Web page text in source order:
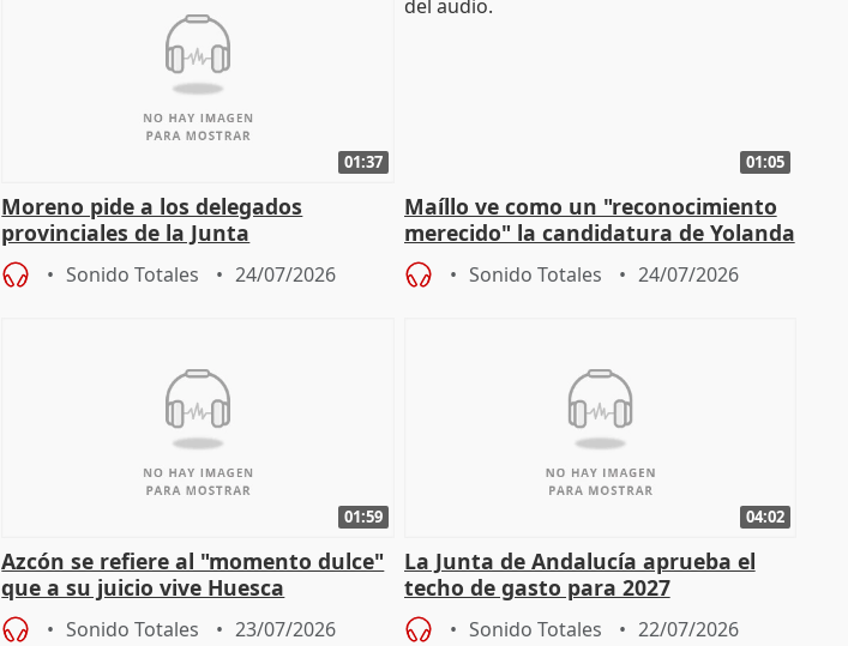
01:37
Moreno pide a los delegados
provinciales de la Junta
"determinación para afrontar los
retos", diálog
Sonido Totales 24/07/2026
01:05
Maíllo ve como un "reconocimiento
merecido" la candidatura de Yolanda
Díaz a la OIT
Sonido Totales 24/07/2026
01:59
Azcón se refiere al "momento dulce"
que a su juicio vive Huesca
Sonido Totales 23/07/2026
04:02
La Junta de Andalucía aprueba el
techo de gasto para 2027
Sonido Totales 22/07/2026